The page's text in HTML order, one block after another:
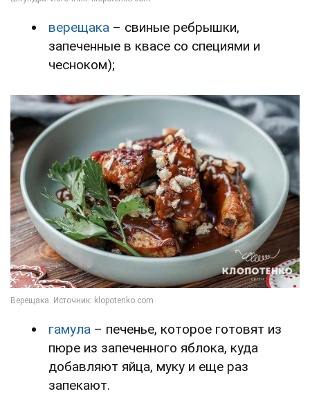
верещака – свиные ребрышки,
запеченные в квасе со специями и
чесноком);
гамула – печенье, которое готовят из
пюре из запеченного яблока, куда
добавляют яйца, муку и еще раз
запекают.